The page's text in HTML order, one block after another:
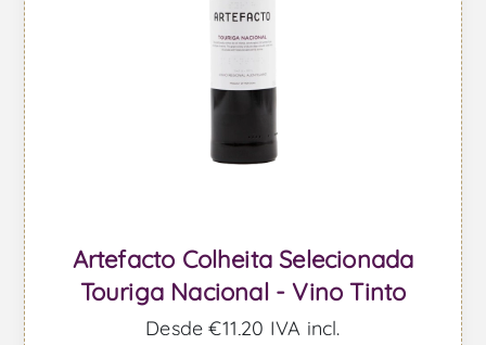
Artefacto Colheita Selecionada
Touriga Nacional - Vino Tinto
Desde €11,20 IVA incl.